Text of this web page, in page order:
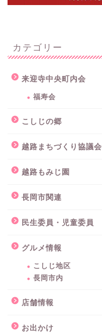
カテゴリー
来迎寺中央町内会
福寿会
こしじの郷
越路まちづくり協議会
越路もみじ園
長岡市関連
民生委員・児童委員
グルメ情報
こしじ地区
長岡市内
店舗情報
お出かけ